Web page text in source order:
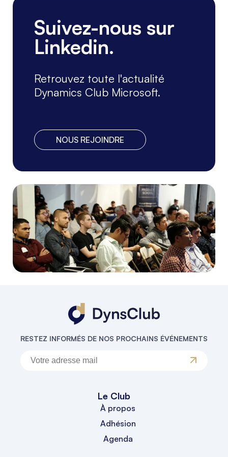
ERP, CRM, BI, ...
Le DynsClub sera présent au Salon
Porte de Versailles. Venez nous
rencontrer sur ...Lire la suite
Suivez-nous sur
Linkedin.
Retrouvez toute l'actualité
Dynamics Club Microsoft.
NOUS REJOINDRE
RESTEZ INFORMÉS DE NOS PROCHAINS ÉVÉNEMENTS
Le Club
À propos
Adhésion
Agenda